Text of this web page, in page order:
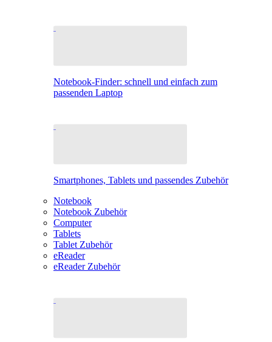
Notebook-Finder: schnell und einfach zum
passenden Laptop
Smartphones, Tablets und passendes Zubehör
Notebook
Notebook Zubehör
Computer
Tablets
Tablet Zubehör
eReader
eReader Zubehör